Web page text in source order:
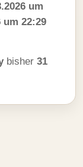
um
um 22:29
bisher 31